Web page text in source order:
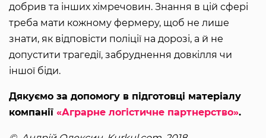
добрив та інших хімречовин. Знання в цій сфері
треба мати кожному фермеру, щоб не лише
знати, як відповісти поліції на дорозі, а й не
допустити трагедії, забруднення довкілля чи
іншої біди.
Дякуємо за допомогу в підготовці матеріалу
компанії «Аграрне логістичне партнерство».